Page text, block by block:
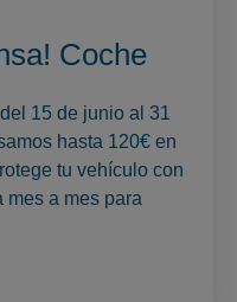
Coche
15 de junio al 31
hasta 120€ en
tu vehículo con
a mes para